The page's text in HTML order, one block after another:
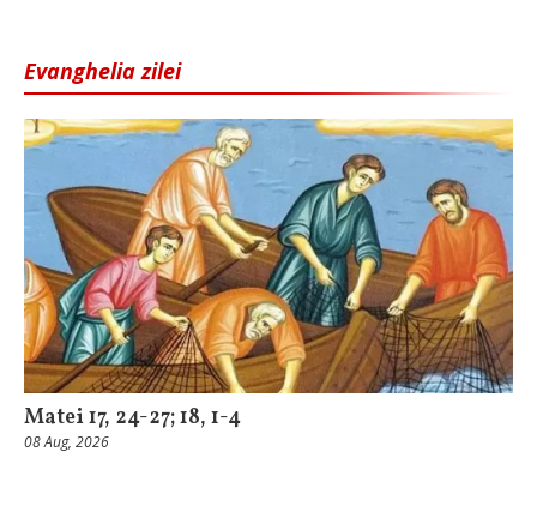
Evanghelia zilei
Matei 17, 24-27; 18, 1-4
08 Aug, 2026